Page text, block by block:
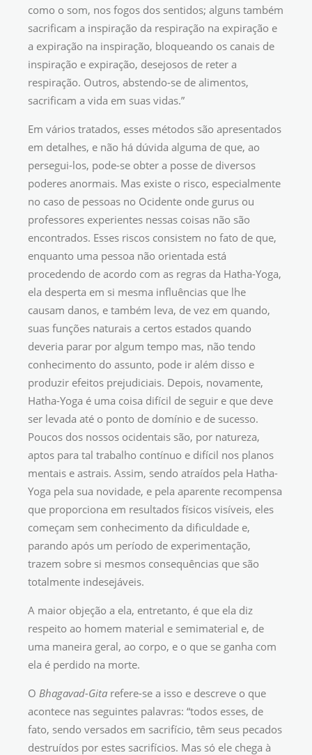
como o som, nos fogos dos sentidos; alguns também
sacrificam a inspiração da respiração na expiração e
a expiração na inspiração, bloqueando os canais de
inspiração e expiração, desejosos de reter a
respiração. Outros, abstendo-se de alimentos,
sacrificam a vida em suas vidas.”
Em vários tratados, esses métodos são apresentados
em detalhes, e não há dúvida alguma de que, ao
persegui-los, pode-se obter a posse de diversos
poderes anormais. Mas existe o risco, especialmente
no caso de pessoas no Ocidente onde gurus ou
professores experientes nessas coisas não são
encontrados. Esses riscos consistem no fato de que,
enquanto uma pessoa não orientada está
procedendo de acordo com as regras da Hatha-Yoga,
ela desperta em si mesma influências que lhe
causam danos, e também leva, de vez em quando,
suas funções naturais a certos estados quando
deveria parar por algum tempo mas, não tendo
conhecimento do assunto, pode ir além disso e
produzir efeitos prejudiciais. Depois, novamente,
Hatha-Yoga é uma coisa difícil de seguir e que deve
ser levada até o ponto de domínio e de sucesso.
Poucos dos nossos ocidentais são, por natureza,
aptos para tal trabalho contínuo e difícil nos planos
mentais e astrais. Assim, sendo atraídos pela Hatha-
Yoga pela sua novidade, e pela aparente recompensa
que proporciona em resultados físicos visíveis, eles
começam sem conhecimento da dificuldade e,
parando após um período de experimentação,
trazem sobre si mesmos consequências que são
totalmente indesejáveis.
A maior objeção a ela, entretanto, é que ela diz
respeito ao homem material e semimaterial e, de
uma maneira geral, ao corpo, e o que se ganha com
ela é perdido na morte.
O Bhagavad-Gita refere-se a isso e descreve o que
acontece nas seguintes palavras: “todos esses, de
fato, sendo versados em sacrifício, têm seus pecados
destruídos por estes sacrifícios. Mas só ele chega à